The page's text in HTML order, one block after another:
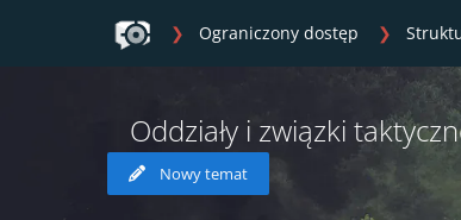
Ograniczony dostęp
Oddziały i związki
Nowy temat